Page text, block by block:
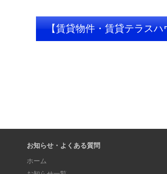
【賃貸物件・賃貸テラス
お知らせ・よくある質問
ホーム